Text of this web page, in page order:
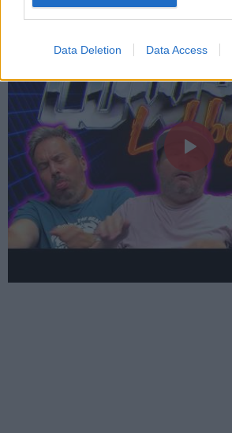
Data Deletion Data Access